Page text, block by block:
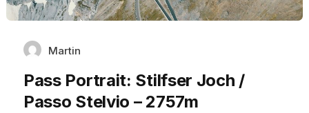
Martin
Pass Portrait: Stilfser Joch /
Passo Stelvio – 2757m